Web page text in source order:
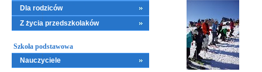
Dla rodziców
Z życia przedszkolaków
Szkoła podstawowa
Nauczyciele